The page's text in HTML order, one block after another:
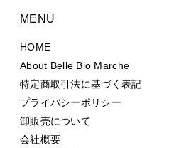
MENU
HOME
About Belle Bio Marche
特定商取引法に基づく表記
プライバシーポリシー
卸販売について
会社概要